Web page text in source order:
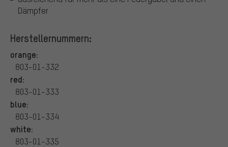
Dämpfer
Herstellernummern:
orange:
803-01-332
red:
803-01-333
blue:
803-01-334
white:
803-01-335